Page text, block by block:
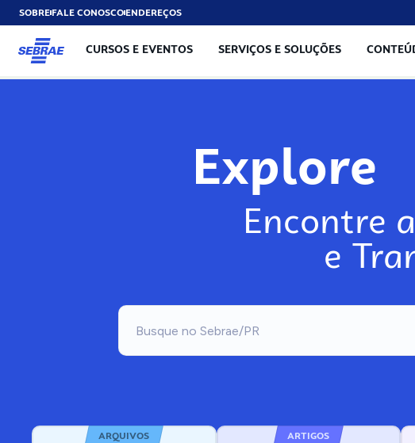
SOBREFALE CONOSCOENDEREÇOS
CURSOS E EVENTOS SERVIÇOS E SOLUÇÕES
Explore
Encontre
e
ARQUIVOS ARTIGOS